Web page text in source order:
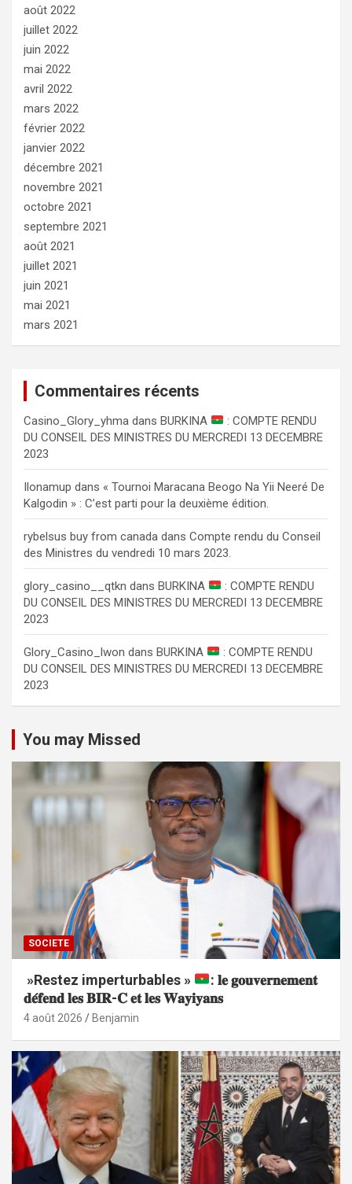
août 2022
juillet 2022
juin 2022
mai 2022
avril 2022
mars 2022
février 2022
janvier 2022
décembre 2021
novembre 2021
octobre 2021
septembre 2021
août 2021
juillet 2021
juin 2021
mai 2021
mars 2021
Commentaires récents
Сasino_Glory_yhma dans BURKINA
: COMPTE RENDU
DU CONSEIL DES MINISTRES DU MERCREDI 13 DECEMBRE
2023
Ilonamup dans « Tournoi Maracana Beogo Na Yii Neeré De
Kalgodin » : C’est parti pour la deuxième édition.
rybelsus buy from canada dans Compte rendu du Conseil
des Ministres du vendredi 10 mars 2023.
glory_casino__qtkn dans BURKINA
: COMPTE RENDU
DU CONSEIL DES MINISTRES DU MERCREDI 13 DECEMBRE
2023
Glory_Casino_lwon dans BURKINA
: COMPTE RENDU
DU CONSEIL DES MINISTRES DU MERCREDI 13 DECEMBRE
2023
You may Missed
SOCIETE
»Restez imperturbables »
: 𝐥𝐞 𝐠𝐨𝐮𝐯𝐞𝐫𝐧𝐞𝐦𝐞𝐧𝐭
𝐝𝐞́𝐟𝐞𝐧𝐝 𝐥𝐞𝐬 𝐁𝐈𝐑-𝐂 𝐞𝐭 𝐥𝐞𝐬 𝐖𝐚𝐲𝐢𝐲𝐚𝐧𝐬
4 août 2026 Benjamin